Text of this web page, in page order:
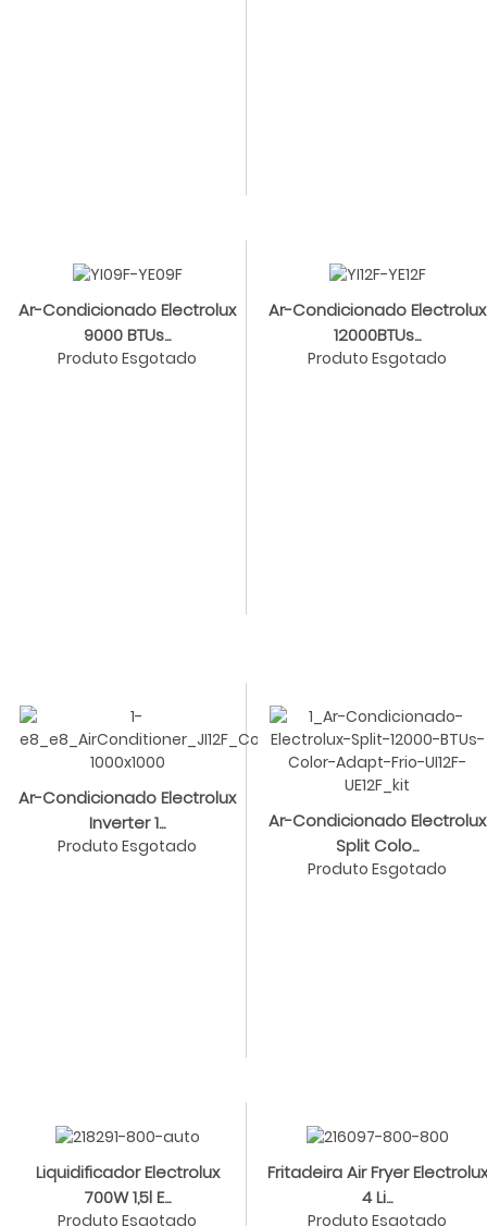
Ar-Condicionado Electrolux
9000 BTUs...
Produto Esgotado
Ar-Condicionado Electrolux
12000BTUs...
Produto Esgotado
Ar-Condicionado Electrolux
Inverter 1...
Produto Esgotado
Ar-Condicionado Electrolux
Split Colo...
Produto Esgotado
Liquidificador Electrolux
700W 1,5l E...
Produto Esgotado
Fritadeira Air Fryer Electrolux
4 Li...
Produto Esgotado